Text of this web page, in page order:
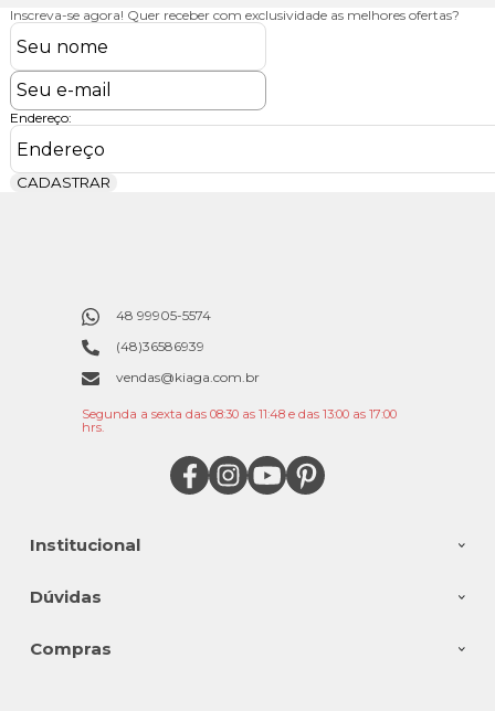
Inscreva-se agora! Quer receber com exclusividade as melhores ofertas?
Endereço:
CADASTRAR
Institucional
Dúvidas
Compras
48 99905-5574
(48)36586939
vendas@kiaga.com.br
Segunda a sexta das 08:30 as 11:48 e das 13:00 as 17:00
hrs.